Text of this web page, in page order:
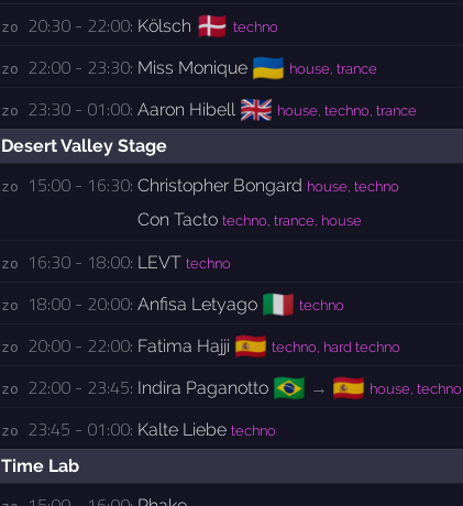
zo 20:30 - 22:00: Kölsch 🇩🇰 techno
zo 22:00 - 23:30: Miss Monique 🇺🇦 house, trance
zo 23:30 - 01:00: Aaron Hibell 🇬🇧 house, techno, trance
Desert Valley Stage
zo 15:00 - 16:30: Christopher Bongard house, techno
Con Tacto techno, trance, house
zo 16:30 - 18:00: LEVT techno
zo 18:00 - 20:00: Anfisa Letyago 🇮🇹 techno
zo 20:00 - 22:00: Fatima Hajji 🇪🇸 techno, hard techno
zo 22:00 - 23:45: Indira Paganotto 🇧🇷 → 🇪🇸 house, techno
zo 23:45 - 01:00: Kalte Liebe techno
Time Lab